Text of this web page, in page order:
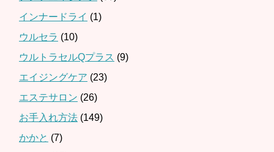
インナードライ (1)
ウルセラ (10)
ウルトラセルQプラス (9)
エイジングケア (23)
エステサロン (26)
お手入れ方法 (149)
かかと (7)